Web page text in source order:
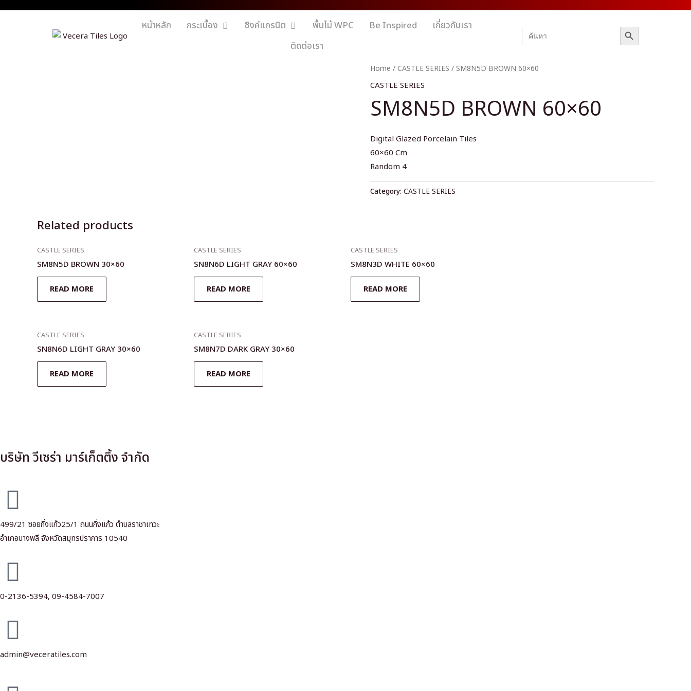
หน้าหลัก กระเบื้อง ซิงค์แกรนิต พื้นไม้ WPC Be Inspired
เกี่ยวกับเรา
ติดต่อเรา
Search
for:
SEARCH BUTTON
Home /CASTLE SERIES / SM8N5D BROWN 60×60
CASTLE SERIES
SM8N5D BROWN 60×60
Digital Glazed Porcelain Tiles
60×60 Cm
Random 4
Category: CASTLE SERIES
Related products
CASTLE SERIES
SM8N5D BROWN 30×60
READ MORE
CASTLE SERIES
SN8N6D LIGHT GRAY 60×60
READ MORE
CASTLE SERIES
SM8N3D WHITE 60×60
READ MORE
CASTLE SERIES
SN8N6D LIGHT GRAY 30×60
READ MORE
CASTLE SERIES
SM8N7D DARK GRAY 30×60
READ MORE
บริษัท วีเซร่า มาร์เก็ตติ้ง จำกัด
499/21 ซอยกิ่งแก้ว25/1 ถนนกิ่งแก้ว ตำบลราชาเทวะ
อำเภอบางพลี จังหวัดสมุทรปราการ 10540
0-2136-5394, 09-4584-7007
admin@veceratiles.com